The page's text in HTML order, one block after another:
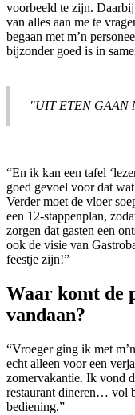
voorbeeld te zijn.
van alles aan me te
begaan met m’n
bijzonder goed is in
"UIT ETEN GAAN
“En ik kan een tafel
goed gevoel voor dat
Verder moet de vloer
een 12-stappenplan,
zorgen dat gasten een
ook de visie van
feestje zijn!”
Waar komt de
vandaan?
“Vroeger ging ik met
echt alleen voor een
zomervakantie. Ik vond
restaurant dineren… vol
bediening.”